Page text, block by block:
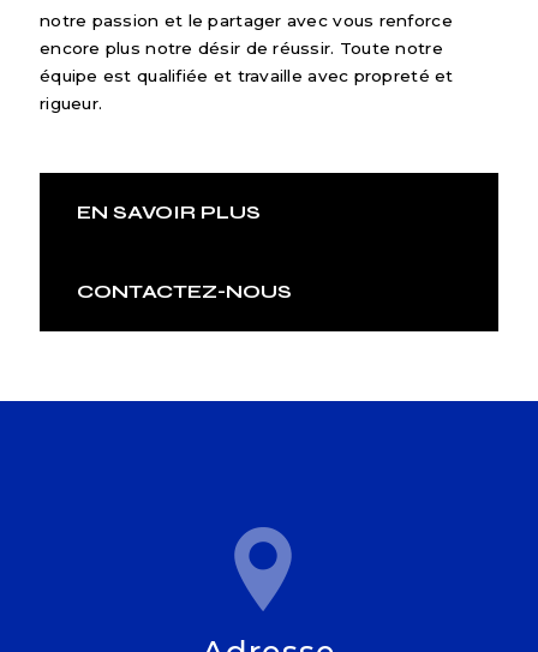
notre passion et le partager avec vous renforce
encore plus notre désir de réussir. Toute notre
équipe est qualifiée et travaille avec propreté et
rigueur.
EN SAVOIR PLUS
CONTACTEZ-NOUS